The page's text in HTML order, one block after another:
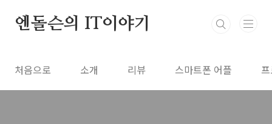
엔돌슨의 IT이야기
처음으로 소개 리뷰 스마트폰 어플